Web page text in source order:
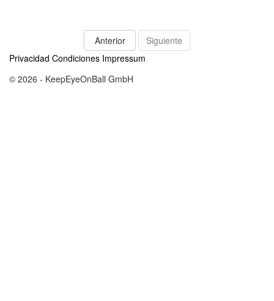
Anterior
Siguiente
Privacidad Condiciones Impressum
© 2026 - KeepEyeOnBall GmbH